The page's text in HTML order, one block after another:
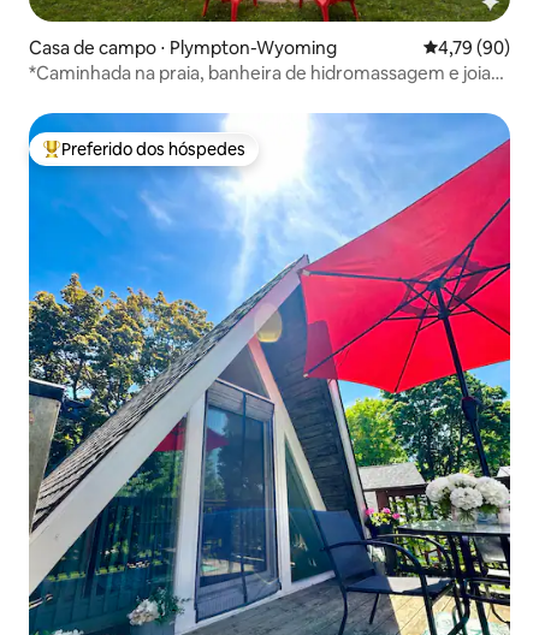
Casa de campo ⋅ Plympton-Wyoming 4,79 de uma
4,79 (90)
*Caminhada na praia, banheira de hidromassagem e joia
Entre os melhores preferidos dos hóspedes
Preferido dos hóspedes